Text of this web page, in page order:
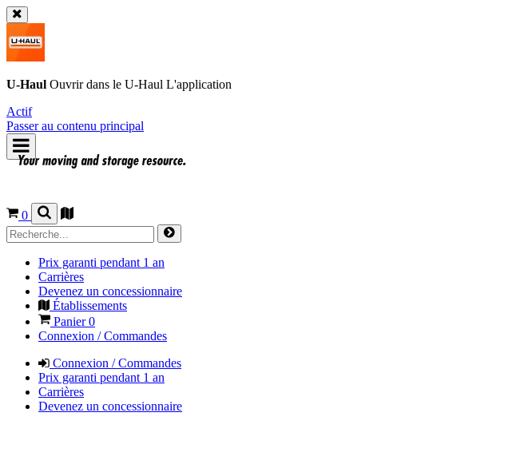
U-Haul Ouvrir dans le U-Haul L'application
Actif
Passer au contenu principal
0
Prix garanti pendant 1 an
Carrières
Devenez un concessionnaire
Établissements
Panier0
Connexion / Commandes
Connexion / Commandes
Prix garanti pendant 1 an
Carrières
Devenez un concessionnaire